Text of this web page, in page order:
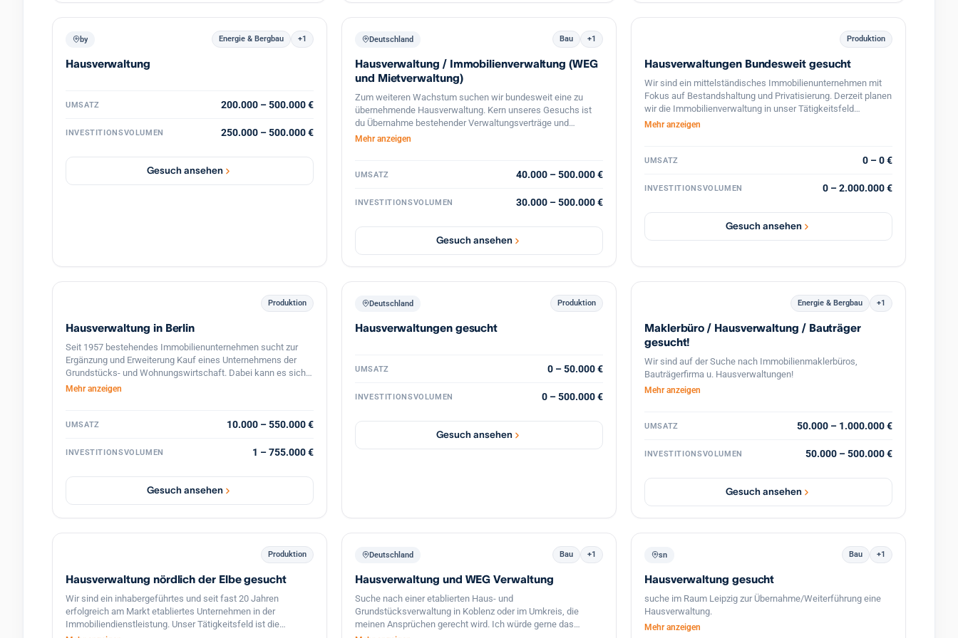
by Energie & Bergbau +1
Hausverwaltung
UMSATZ 200.000 – 500.000 €
INVESTITIONSVOLUMEN 250.000 – 500.000 €
Gesuch ansehen
Deutschland Bau +1
Hausverwaltung / Immobilienverwaltung (WEG
und Mietverwaltung)
Zum weiteren Wachstum suchen wir bundesweit eine zu
übernehmende Hausverwaltung. Kern unseres Gesuchs ist
du Übernahme bestehender Verwaltungsverträge und
eingearbeiteter Mitarbeiter. Auch kleine Verwaltungen
weiter ausbauen möchte. Weitere Informationen erhalten Sie
hausverwaltung-verkaufen/
Mehr anzeigen
UMSATZ 40.000 – 500.000 €
INVESTITIONSVOLUMEN 30.000 – 500.000 €
Gesuch ansehen
Produktion
Hausverwaltungen Bundesweit gesucht
Wir sind ein mittelständisches Immobilienunternehmen mit
Fokus auf Bestandshaltung und Privatisierung. Derzeit planen
wir die Immobilienverwaltung in unser Tätigkeitsfeld
einzugliedern. Hierfür erwerben wir bundesweit
Bonn - Düsseldorf - Frankfurt am Main - Hamburg - Berlin
Mehr anzeigen
UMSATZ 0 – 0 €
INVESTITIONSVOLUMEN 0 – 2.000.000 €
Gesuch ansehen
Produktion
Hausverwaltung in Berlin
Seit 1957 bestehendes Immobilienunternehmen sucht zur
Ergänzung und Erweiterung Kauf eines Unternehmens der
Grundstücks- und Wohnungswirtschaft. Dabei kann es sich
auch gerne nur um eine Beteiligung handeln.
Mehr anzeigen
UMSATZ 10.000 – 550.000 €
INVESTITIONSVOLUMEN 1 – 755.000 €
Gesuch ansehen
Deutschland Produktion
Hausverwaltungen gesucht
UMSATZ 0 – 50.000 €
INVESTITIONSVOLUMEN 0 – 500.000 €
Gesuch ansehen
Energie & Bergbau +1
Maklerbüro / Hausverwaltung / Bauträger
gesucht!
Wir sind auf der Suche nach Immobilienmaklerbüros,
Bauträgerfirma u. Hausverwaltungen!
Mehr anzeigen
UMSATZ 50.000 – 1.000.000 €
INVESTITIONSVOLUMEN 50.000 – 500.000 €
Gesuch ansehen
Produktion
Hausverwaltung nördlich der Elbe gesucht
Wir sind ein inhabergeführtes und seit fast 20 Jahren
erfolgreich am Markt etabliertes Unternehmen in der
Immobiliendienstleistung. Unser Tätigkeitsfeld ist die
Deutschland Bau +1
Hausverwaltung und WEG Verwaltung
Suche nach einer etablierten Haus- und
Grundstücksverwaltung in Koblenz oder im Umkreis, die
meinen Ansprüchen gerecht wird. Ich würde gerne das
sn Bau +1
Hausverwaltung gesucht
suche im Raum Leipzig zur Übernahme/Weiterführung eine
Hausverwaltung.
Mehr anzeigen